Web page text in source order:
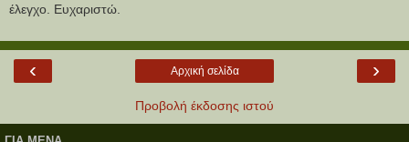
έλεγχο. Ευχαριστώ.
‹ ›
Αρχική σελίδα
Προβολή έκδοσης ιστού